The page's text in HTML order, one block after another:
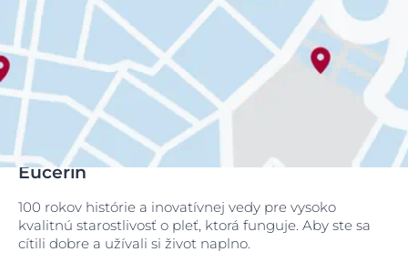
Eucerin
100 rokov histórie a inovatívnej vedy pre vysoko
kvalitnú starostlivosť o pleť, ktorá funguje. Aby ste sa
cítili dobre a užívali si život naplno.